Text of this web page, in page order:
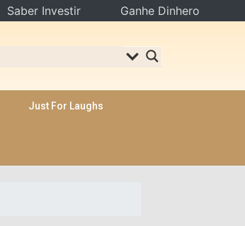
Just For Laughs
Saber Investir Ganhe Dinhero